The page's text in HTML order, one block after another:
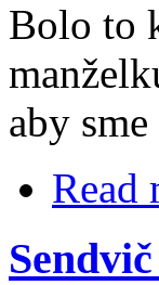
Bolo to
aby
Read